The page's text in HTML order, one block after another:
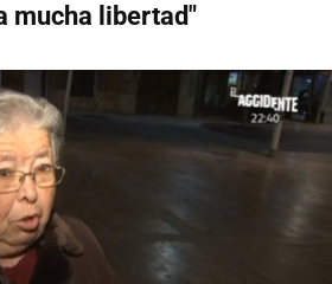
mucha libertad"